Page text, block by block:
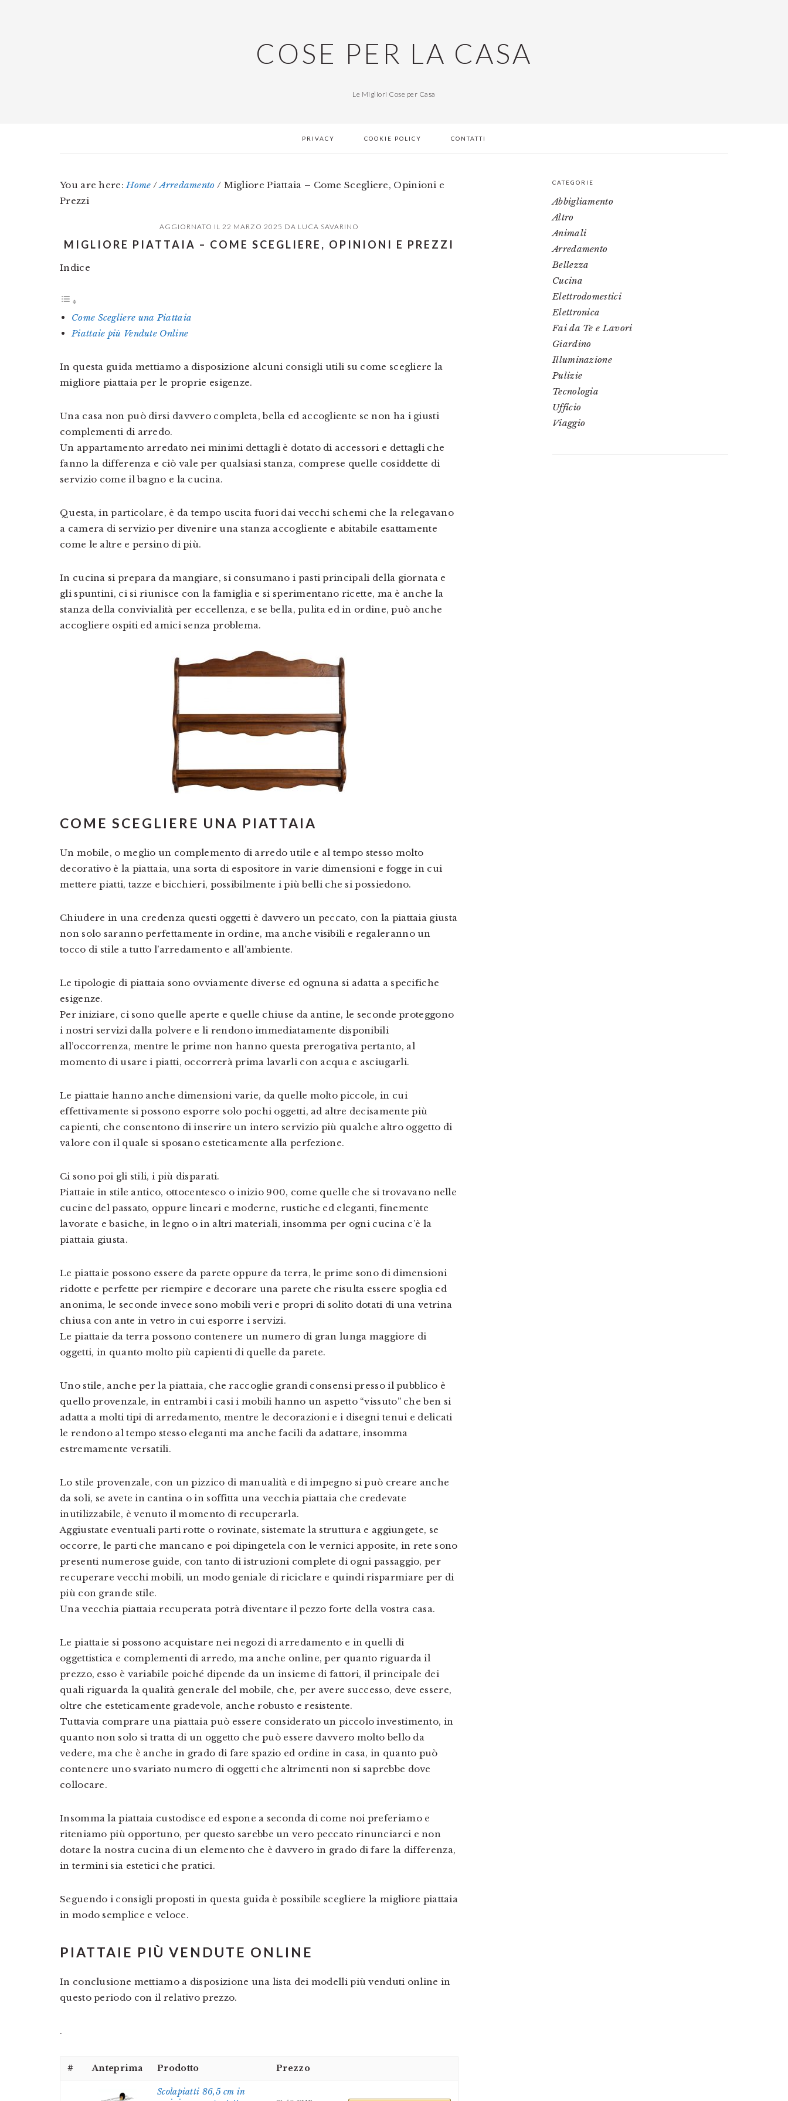
COSE PER LA CASA
Le Migliori Cose per Casa
PRIVACY COOKIE POLICY CONTATTI
You are here:Home / Arredamento / Migliore Piattaia – Come Scegliere, Opinioni e
Prezzi
AGGIORNATO IL 22 MARZO 2025 DA LUCA SAVARINO
MIGLIORE PIATTAIA – COME SCEGLIERE, OPINIONI E PREZZI
Indice
Come Scegliere una Piattaia
Piattaie più Vendute Online
In questa guida mettiamo a disposizione alcuni consigli utili su come scegliere la
migliore piattaia per le proprie esigenze.
Una casa non può dirsi davvero completa, bella ed accogliente se non ha i giusti
complementi di arredo.
Un appartamento arredato nei minimi dettagli è dotato di accessori e dettagli che
fanno la differenza e ciò vale per qualsiasi stanza, comprese quelle cosiddette di
servizio come il bagno e la cucina.
Questa, in particolare, è da tempo uscita fuori dai vecchi schemi che la relegavano
a camera di servizio per divenire una stanza accogliente e abitabile esattamente
come le altre e persino di più.
In cucina si prepara da mangiare, si consumano i pasti principali della giornata e
gli spuntini, ci si riunisce con la famiglia e si sperimentano ricette, ma è anche la
stanza della convivialità per eccellenza, e se bella, pulita ed in ordine, può anche
accogliere ospiti ed amici senza problema.
COME SCEGLIERE UNA PIATTAIA
Un mobile, o meglio un complemento di arredo utile e al tempo stesso molto
decorativo è la piattaia, una sorta di espositore in varie dimensioni e fogge in cui
mettere piatti, tazze e bicchieri, possibilmente i più belli che si possiedono.
Chiudere in una credenza questi oggetti è davvero un peccato, con la piattaia giusta
non solo saranno perfettamente in ordine, ma anche visibili e regaleranno un
tocco di stile a tutto l’arredamento e all’ambiente.
Le tipologie di piattaia sono ovviamente diverse ed ognuna si adatta a specifiche
esigenze.
Per iniziare, ci sono quelle aperte e quelle chiuse da antine, le seconde proteggono
i nostri servizi dalla polvere e li rendono immediatamente disponibili
all’occorrenza, mentre le prime non hanno questa prerogativa pertanto, al
momento di usare i piatti, occorrerà prima lavarli con acqua e asciugarli.
Le piattaie hanno anche dimensioni varie, da quelle molto piccole, in cui
effettivamente si possono esporre solo pochi oggetti, ad altre decisamente più
capienti, che consentono di inserire un intero servizio più qualche altro oggetto di
valore con il quale si sposano esteticamente alla perfezione.
Ci sono poi gli stili, i più disparati.
Piattaie in stile antico, ottocentesco o inizio 900, come quelle che si trovavano nelle
cucine del passato, oppure lineari e moderne, rustiche ed eleganti, finemente
lavorate e basiche, in legno o in altri materiali, insomma per ogni cucina c’è la
piattaia giusta.
Le piattaie possono essere da parete oppure da terra, le prime sono di dimensioni
ridotte e perfette per riempire e decorare una parete che risulta essere spoglia ed
anonima, le seconde invece sono mobili veri e propri di solito dotati di una vetrina
chiusa con ante in vetro in cui esporre i servizi.
Le piattaie da terra possono contenere un numero di gran lunga maggiore di
oggetti, in quanto molto più capienti di quelle da parete.
Uno stile, anche per la piattaia, che raccoglie grandi consensi presso il pubblico è
quello provenzale, in entrambi i casi i mobili hanno un aspetto “vissuto” che ben si
adatta a molti tipi di arredamento, mentre le decorazioni e i disegni tenui e delicati
le rendono al tempo stesso eleganti ma anche facili da adattare, insomma
estremamente versatili.
Lo stile provenzale, con un pizzico di manualità e di impegno si può creare anche
da soli, se avete in cantina o in soffitta una vecchia piattaia che credevate
inutilizzabile, è venuto il momento di recuperarla.
Aggiustate eventuali parti rotte o rovinate, sistemate la struttura e aggiungete, se
occorre, le parti che mancano e poi dipingetela con le vernici apposite, in rete sono
presenti numerose guide, con tanto di istruzioni complete di ogni passaggio, per
recuperare vecchi mobili, un modo geniale di riciclare e quindi risparmiare per di
più con grande stile.
Una vecchia piattaia recuperata potrà diventare il pezzo forte della vostra casa.
Le piattaie si possono acquistare nei negozi di arredamento e in quelli di
oggettistica e complementi di arredo, ma anche online, per quanto riguarda il
prezzo, esso è variabile poiché dipende da un insieme di fattori, il principale dei
quali riguarda la qualità generale del mobile, che, per avere successo, deve essere,
oltre che esteticamente gradevole, anche robusto e resistente.
Tuttavia comprare una piattaia può essere considerato un piccolo investimento, in
quanto non solo si tratta di un oggetto che può essere davvero molto bello da
vedere, ma che è anche in grado di fare spazio ed ordine in casa, in quanto può
contenere uno svariato numero di oggetti che altrimenti non si saprebbe dove
collocare.
Insomma la piattaia custodisce ed espone a seconda di come noi preferiamo e
riteniamo più opportuno, per questo sarebbe un vero peccato rinunciarci e non
dotare la nostra cucina di un elemento che è davvero in grado di fare la differenza,
in termini sia estetici che pratici.
Seguendo i consigli proposti in questa guida è possibile scegliere la migliore piattaia
in modo semplice e veloce.
PIATTAIE PIÙ VENDUTE ONLINE
In conclusione mettiamo a disposizione una lista dei modelli più venduti online in
questo periodo con il relativo prezzo.
.
# Anteprima Prodotto Prezzo
Scolapiatti 86,5 cm in
PRIMARY
SIDEBAR
CATEGORIE
Abbigliamento
Altro
Animali
Arredamento
Bellezza
Cucina
Elettrodomestici
Elettronica
Fai da Te e Lavori
Giardino
Illuminazione
Pulizie
Tecnologia
Ufficio
Viaggio